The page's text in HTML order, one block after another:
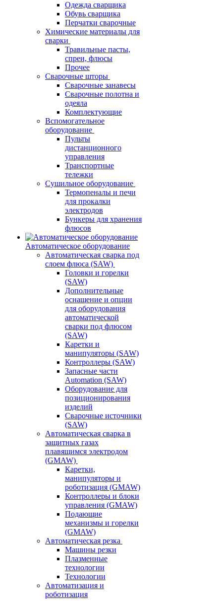
Одежда сварщика
Обувь сварщика
Перчатки сварочные
Химические материалы для
сварки
Травильные пасты,
спреи, флюсы
Прочее
Сварочные шторы
Сварочные занавесы
Сварочные полотна и
одеяла
Комплектующие
Вспомогательное
оборудование
Пульты
дистанционного
управления
Транспортные
тележки
Сушильное оборудование
Термопеналы и печи
для прокалки
электродов
Бункеры для хранения
флюсов
Автоматическое оборудование
Автоматическая сварка под
слоем флюса (SAW)
Головки и горелки
(SAW)
Дополнительные
оснащение и опции
для оборудования
автоматической
сварки под флюсом
(SAW)
Каретки и
манипуляторы (SAW)
Контроллеры (SAW)
Запасные части
Automation (SAW)
Оборудование для
позиционирования
изделий
Сварочные источники
(SAW)
Автоматическая сварка в
защитных газах
плавящимся электродом
(GMAW)
Каретки,
манипуляторы и
роботизация (GMAW)
Контроллеры и блоки
управления (GMAW)
Подающие
механизмы и горелки
(GMAW)
Автоматическая резка
Машины резки
Плазменные
технологии
Технологии
Автоматизация и
роботизация